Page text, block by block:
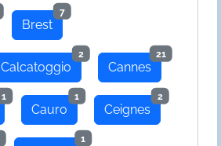
Brest
7
Calcatoggio
2
Cannes
21
1
Cauro
1
Ceignes
2
1